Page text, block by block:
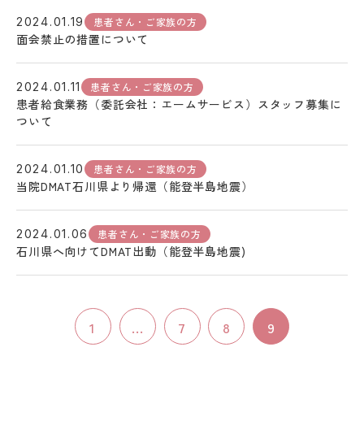
2024.01.19 患者さん・ご家族の方
面会禁止の措置について
2024.01.11 患者さん・ご家族の方
患者給食業務（委託会社：エームサービス）スタッフ募集に
ついて
2024.01.10 患者さん・ご家族の方
当院DMAT石川県より帰還（能登半島地震）
2024.01.06 患者さん・ご家族の方
石川県へ向けてDMAT出動（能登半島地震)
1 ... 7 8 9